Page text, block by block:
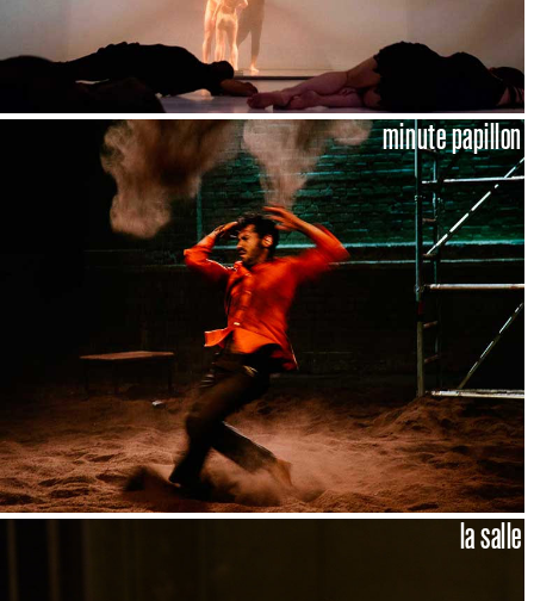
minute papillon
la salle